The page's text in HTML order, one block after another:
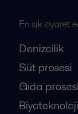
En sık ziyaret
Denizcilik
Süt prosesi
Gıda
Biyoteknoloji